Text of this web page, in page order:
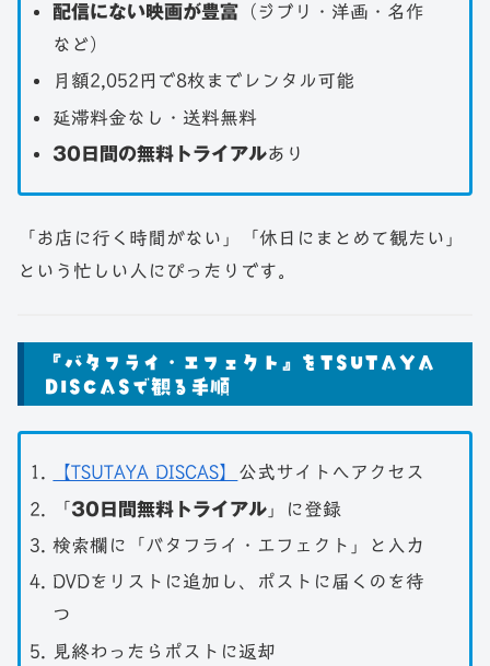
配信にない映画が豊富 （ジブリ・洋画・名作
など）
月額2,052円で8枚までレンタル可能
延滞料金なし・送料無料
30日間の無料トライアルあり
「お店に行く時間がない」「休日にまとめて観たい」
という忙しい人にぴったりです。
『バタフライ・エフェクト』をTSUTAYA
DISCASで観る手順
【TSUTAYA DISCAS】 公式サイトへアクセス
「 30日間無料トライアル 」に登録
検索欄に「バタフライ・エフェクト」と入力
DVDをリストに追加し、ポストに届くのを待
つ
見終わったらポストに返却